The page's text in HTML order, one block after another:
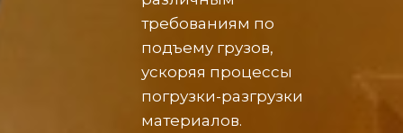
требованиям по
подъему грузов,
ускоряя процессы
погрузки-разгрузки
материалов.